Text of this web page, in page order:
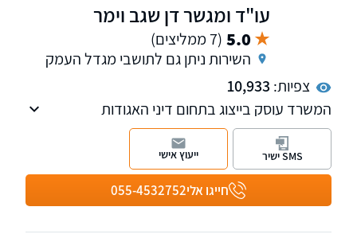
עו"ד ומגשר דן שגב וימר
5.0 (7 ממליצים)
השירות ניתן גם לתושבי מגדל העמק
צפיות: 10,933
המשרד עוסק בייצוג בתחום דיני האגודות
שיתופיות, מושבים וקיבוצים, דיני מקרקעין ודיני
משפחה
חייגו אלי055-4532752
SMS ישיר ייעוץ אישי